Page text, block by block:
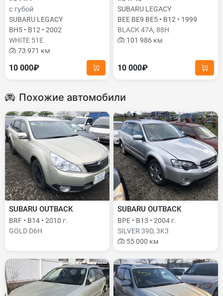
с губой
SUBARU LEGACY
BH5 • B12 • 2002
WHITE 51E
73 971 км
10 000₽
SUBARU LEGACY
BEE BE9 BE5 • B12 • 1999
BLACK 47A, 88H
101 986 км
10 000₽
Похожие автомобили
SUBARU OUTBACK
BRF • B14 • 2010 г.
GOLD D6H
SUBARU OUTBACK
BPE • B13 • 2004 г.
SILVER 39D, 3K3
55 000 км